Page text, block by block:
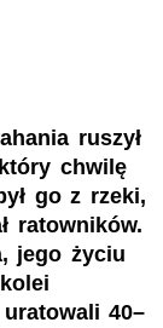
ruszył
chwilę
go z rzeki,
ratowników.
jego życiu
40–